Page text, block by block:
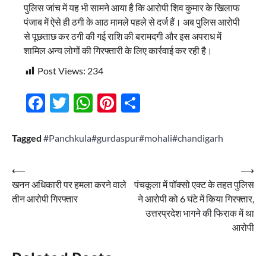
पुलिस जांच में यह भी सामने आया है कि आरोपी शिव कुमार के खिलाफ
पंजाब में ऐसे ही ठगी के आठ मामले पहले से दर्ज हैं। अब पुलिस आरोपी
से पूछताछ कर ठगी की गई राशि की बरामदगी और इस अपराध में
शामिल अन्य लोगों की गिरफ्तारी के लिए कार्रवाई कर रही है।
Post Views: 234
Facebook
Twitter
WhatsApp
Pinterest
Tagged #Panchkula#gurdaspur#mohali#chandigarh
Post
navigation
⟵
खनन अधिकारी पर हमला करने वाले
तीन आरोपी गिरफ्तार
पंचकूला में पॉक्सो एक्ट के तहत पुलिस
ने आरोपी को 6 घंटे में किया गिरफ्तार,
उत्तरप्रदेश भागने की फिराक में था
आरोपी
⟶